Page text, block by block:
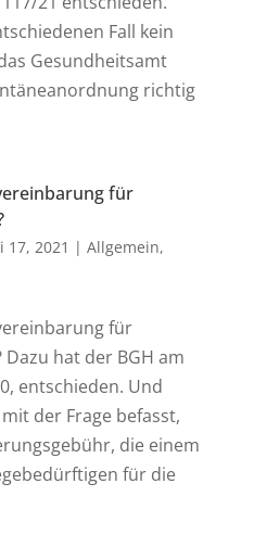
Fall kein
Gesundheitsamt
richtig
für
17, 2021 | Allgemein,
für
hat der BGH am
entschieden. Und
der Frage befasst,
die einem
für die